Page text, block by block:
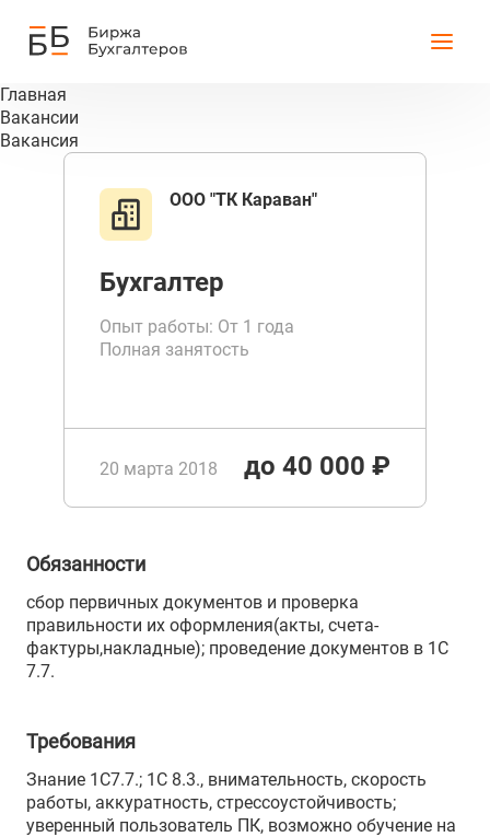
Главная
Вакансии
Вакансия
ООО "ТК Караван"
Бухгалтер
Опыт работы: От 1 года
Полная занятость
20 марта 2018 до 40 000 ₽
Обязанности
сбор первичных документов и проверка
правильности их оформления(акты, счета-
фактуры,накладные); проведение документов в 1С
7.7.
Требования
Знание 1С7.7.; 1С 8.3., внимательность, скорость
работы, аккуратность, стрессоустойчивость;
уверенный пользователь ПК, возможно обучение на